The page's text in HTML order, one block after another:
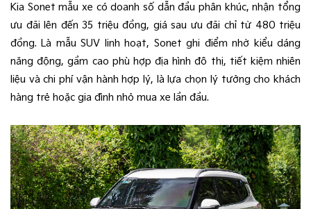
Kia Sonet mẫu xe có doanh số dẫn đầu phân khúc, nhận tổng
ưu đãi lên đến 35 triệu đồng, giá sau ưu đãi chỉ từ 480 triệu
đồng. Là mẫu SUV linh hoạt, Sonet ghi điểm nhờ kiểu dáng
năng động, gầm cao phù hợp địa hình đô thị, tiết kiệm nhiên
liệu và chi phí vận hành hợp lý, là lựa chọn lý tưởng cho khách
hàng trẻ hoặc gia đình nhỏ mua xe lần đầu.